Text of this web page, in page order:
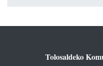
Tolosaldeko